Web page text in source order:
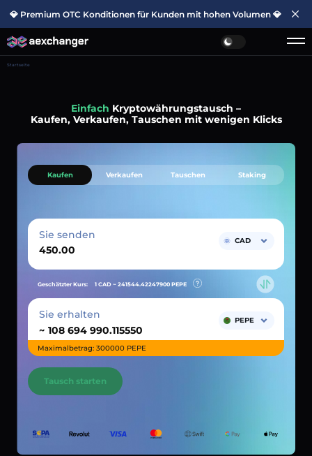
💎 Premium OTC Konditionen für Kunden mit hohen Volumen 💎
Startseite
Einfach Kryptowährungstausch –
Kaufen, Verkaufen, Tauschen mit wenigen Klicks
Kaufen Verkaufen Tauschen Staking
Sie senden CAD
Geschätzter Kurs: 1 CAD ~ 241544.42247900 PEPE
Sie erhalten
~
PEPE
Maximalbetrag: 300000 PEPE
Tausch starten